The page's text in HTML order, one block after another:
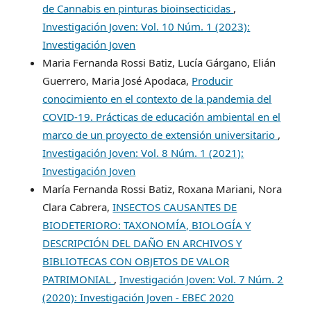
de Cannabis en pinturas bioinsecticidas ,
Investigación Joven: Vol. 10 Núm. 1 (2023):
Investigación Joven
Maria Fernanda Rossi Batiz, Lucía Gárgano, Elián
Guerrero, Maria José Apodaca, Producir
conocimiento en el contexto de la pandemia del
COVID-19. Prácticas de educación ambiental en el
marco de un proyecto de extensión universitario ,
Investigación Joven: Vol. 8 Núm. 1 (2021):
Investigación Joven
María Fernanda Rossi Batiz, Roxana Mariani, Nora
Clara Cabrera,INSECTOS CAUSANTES DE
BIODETERIORO: TAXONOMÍA, BIOLOGÍA Y
DESCRIPCIÓN DEL DAÑO EN ARCHIVOS Y
BIBLIOTECAS CON OBJETOS DE VALOR
PATRIMONIAL ,Investigación Joven: Vol. 7 Núm. 2
(2020): Investigación Joven - EBEC 2020